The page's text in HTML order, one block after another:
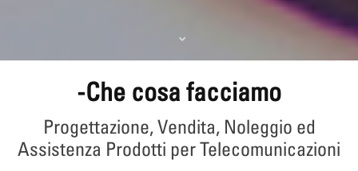
-Che cosa facciamo
Progettazione, Vendita, Noleggio ed
Assistenza Prodotti per Telecomunicazioni